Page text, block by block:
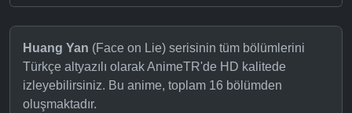
Huang Yan (Face on Lie) serisinin tüm bölümlerini
Türkçe altyazılı olarak AnimeTR'de HD kalitede
izleyebilirsiniz. Bu anime, toplam 16 bölümden
oluşmaktadır.